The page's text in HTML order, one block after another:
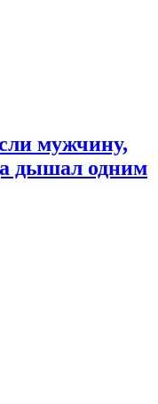
мужчину,
дышал одним